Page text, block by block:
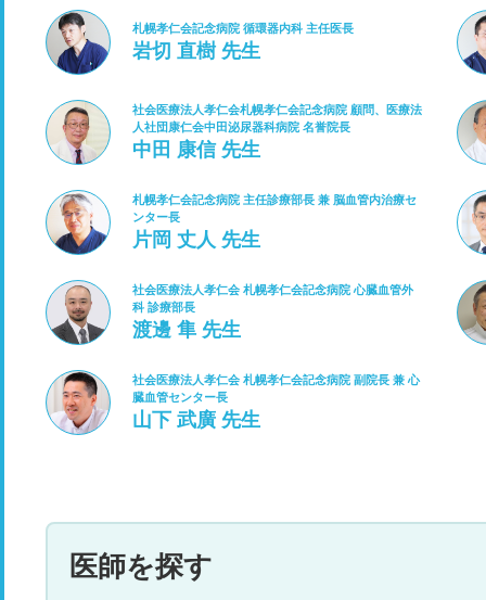
札幌孝仁会記念病院 循環器内科 主任医長
岩切 直樹 先生
社会医療法人孝仁会札幌孝仁会記念病院 顧問、医療法
人社団康仁会中田泌尿器科病院 名誉院長
中田 康信 先生
札幌孝仁会記念病院 主任診療部長 兼 脳血管内治療セ
ンター長
片岡 丈人 先生
社会医療法人孝仁会 札幌孝仁会記念病院 心臓血管外
科 診療部長
渡邊 隼 先生
社会医療法人孝仁会 札幌孝仁会記念病院 副院長 兼 心
臓血管センター長
山下 武廣 先生
医師を探す